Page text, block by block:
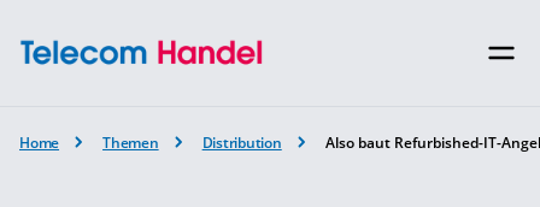
Home Themen Distribution Also baut Refurbished-IT-